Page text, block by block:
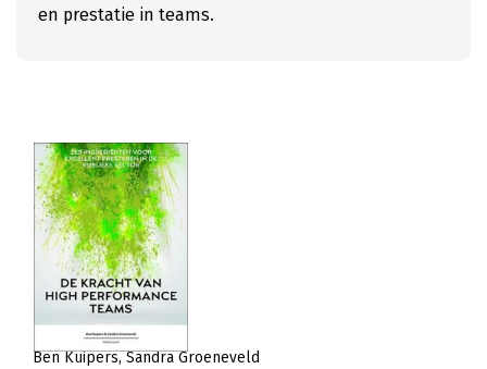
en prestatie in teams.
Ben Kuipers Sandra Groeneveld